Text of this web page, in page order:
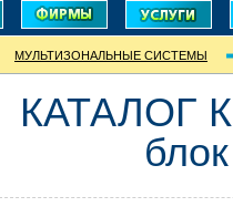
МУЛЬТИЗОНАЛЬНЫЕ СИСТЕМЫ
КАТАЛОГ